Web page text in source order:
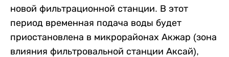
новой фильтрационной станции. В этот
период временная подача воды будет
приостановлена в микрорайонах Акжар (зона
влияния фильтровальной станции Аксай),